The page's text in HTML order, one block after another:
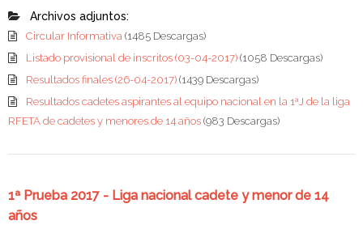
Archivos adjuntos:
Circular Informativa (1485 Descargas)
Listado provisional de inscritos (03-04-2017) (1058 Descargas)
Resultados finales (26-04-2017) (1439 Descargas)
Resultados cadetes aspirantes al equipo nacional en la 1ªJ de la liga
RFETA de cadetes y menores de 14 años (983 Descargas)
1ª Prueba 2017 - Liga nacional cadete y menor de 14
años